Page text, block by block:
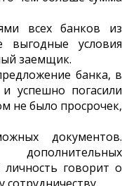
всех банков из
выгодные условия
заемщик.
банка, в
успешно погасили
не было просрочек,
документов.
говорит о